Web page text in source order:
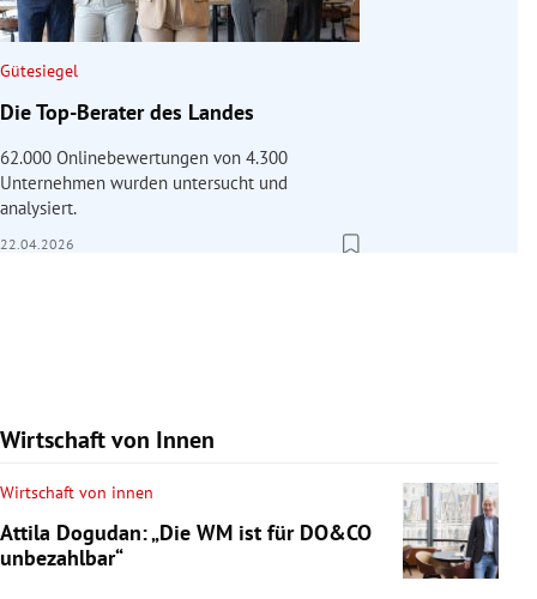
Gütesiegel
Die Top-Berater des Landes
62.000 Onlinebewertungen von 4.300
Unternehmen wurden untersucht und
analysiert.
22.04.2026
Wirtschaft von Innen
Wirtschaft von innen
Attila Dogudan: „Die WM ist für DO&CO
unbezahlbar“